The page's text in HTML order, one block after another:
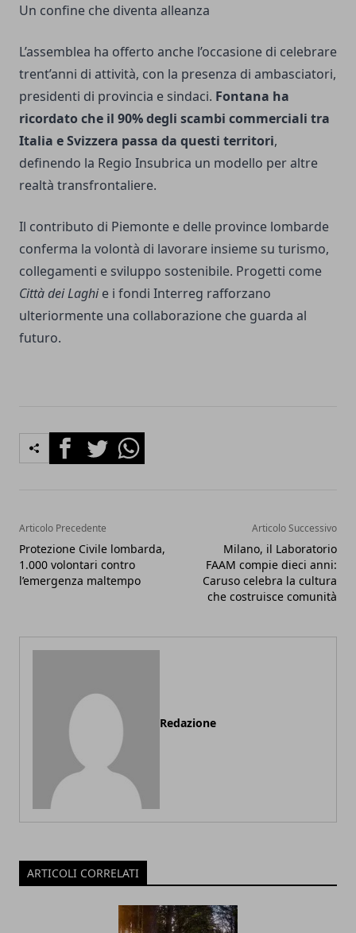
Un confine che diventa alleanza
L’assemblea ha offerto anche l’occasione di celebrare
trent’anni di attività, con la presenza di ambasciatori,
presidenti di provincia e sindaci. Fontana ha
ricordato che il 90% degli scambi commerciali tra
Italia e Svizzera passa da questi territori,
definendo la Regio Insubrica un modello per altre
realtà transfrontaliere.
Il contributo di Piemonte e delle province lombarde
conferma la volontà di lavorare insieme su turismo,
collegamenti e sviluppo sostenibile. Progetti come
Città dei Laghie i fondi Interreg rafforzano
ulteriormente una collaborazione che guarda al
futuro.
FacebookTwitterWhatsapp
Articolo Precedente
Protezione Civile lombarda,
1.000 volontari contro
l’emergenza maltempo
Articolo Successivo
Milano, il Laboratorio
FAAM compie dieci anni:
Caruso celebra la cultura
che costruisce comunità
Redazione
ARTICOLI CORRELATI